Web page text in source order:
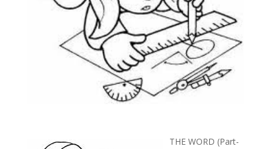
THE WORD (Part-